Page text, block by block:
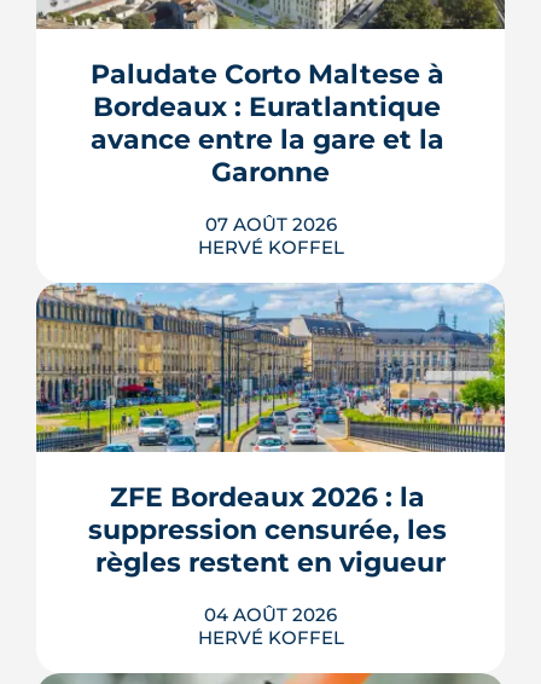
Paludate Corto Maltese à
Bordeaux : Euratlantique
avance entre la gare et la
Garonne
07 AOÛT 2026
HERVÉ KOFFEL
Entre la gare Saint-Jean et le fleuve, un
ancien secteur d'entrepôts et de chais
devient l'une des vitrines de Bordeaux
chantier Canopia, futur parc Descas :
voici où en est ce morceau de ville en
train de se recoudre.
LIRE L'ARTICLE
ZFE Bordeaux 2026 : la
suppression censurée, les
règles restent en vigueur
04 AOÛT 2026
HERVÉ KOFFEL